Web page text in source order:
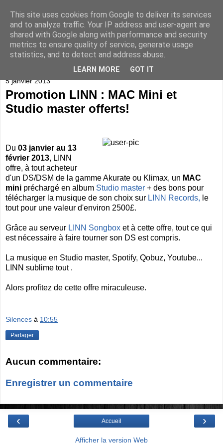
5 janvier 2013
Promotion LINN : MAC Mini et
Studio master offerts!
Du 03 janvier au 13
février 2013, LINN
offre, à tout acheteur
d'un DS/DSM de la gamme Akurate ou Klimax, un MAC
mini préchargé en album Studio master + des bons pour
télécharger la musique de son choix sur LINN Records, le
tout pour une valeur d'environ 2500£.
Grâce au serveur LINN Songbox et à cette offre, tout ce qui
est nécessaire à faire tourner son DS est compris.
La musique en Studio master, Spotify, Qobuz, Youtube...
LINN sublime tout .
Alors profitez de cette offre miraculeuse.
Silences à 10:55
Partager
Aucun commentaire:
Enregistrer un commentaire
‹ ›
Accueil
Afficher la version Web
This site uses cookies from Google to deliver its services
and to analyze traffic. Your IP address and user-agent are
shared with Google along with performance and security
metrics to ensure quality of service, generate usage
statistics, and to detect and address abuse.
LEARN MORE GOT IT